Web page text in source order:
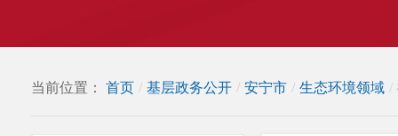
当前位置： 首页 / 基层政务公开 / 安宁市 / 生态环境领域 /